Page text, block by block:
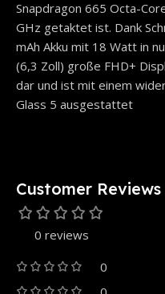
Snapdragon 665 Octa-
GHz getaktet ist. Dank
mAh Akku mit 18 Watt in
(6,3 Zoll) große FHD+
dar und ist mit einem
Glass 5 ausgestattet
Customer Reviews
0 reviews
0